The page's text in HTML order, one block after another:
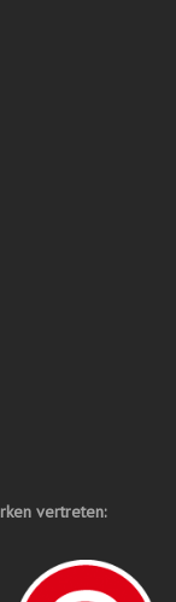
vertreten: